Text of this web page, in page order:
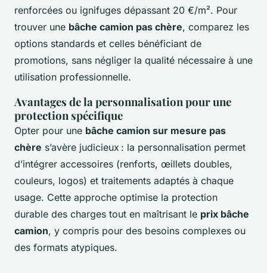
renforcées ou ignifuges dépassant 20 €/m². Pour
trouver une bâche camion pas chère, comparez les
options standards et celles bénéficiant de
promotions, sans négliger la qualité nécessaire à une
utilisation professionnelle.
Avantages de la personnalisation pour une
protection spécifique
Opter pour une bâche camion sur mesure pas
chère s’avère judicieux : la personnalisation permet
d’intégrer accessoires (renforts, œillets doubles,
couleurs, logos) et traitements adaptés à chaque
usage. Cette approche optimise la protection
durable des charges tout en maîtrisant le prix bâche
camion, y compris pour des besoins complexes ou
des formats atypiques.